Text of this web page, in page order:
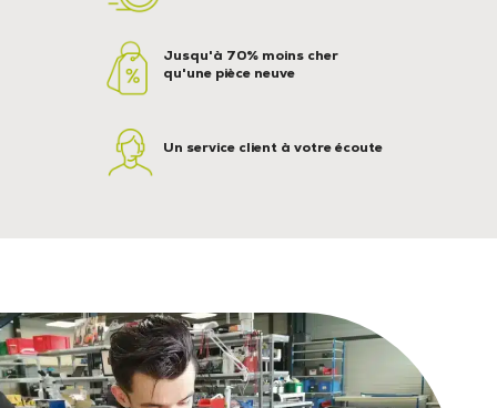
Jusqu'à 70% moins cher
qu'une pièce neuve
Un service client à votre écoute